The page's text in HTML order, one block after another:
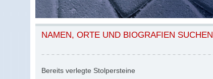
NAMEN, ORTE UND BIOGRAFIEN SUCHEN
Bereits verlegte Stolpersteine